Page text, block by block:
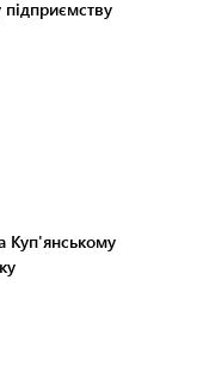
Куп'янському